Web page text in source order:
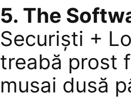
5. The
Securişti +
treabă prost
musai dusă